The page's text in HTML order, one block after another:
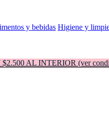
y bebidas Higiene y
AL INTERIOR (ver